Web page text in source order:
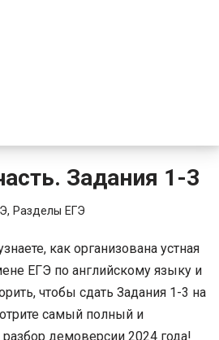
Задания 1-3
, Разделы ЕГЭ
как организована устная
ЕГЭ по английскому языку и
чтобы сдать Задания 1-3 на
самый полный и
демоверсии 2024 года!